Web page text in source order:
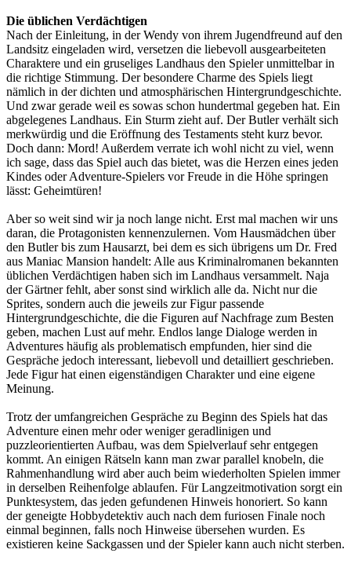
Die üblichen Verdächtigen
Nach der Einleitung, in der Wendy von ihrem Jugendfreund auf den
Landsitz eingeladen wird, versetzen die liebevoll ausgearbeiteten
Charaktere und ein gruseliges Landhaus den Spieler unmittelbar in
die richtige Stimmung. Der besondere Charme des Spiels liegt
nämlich in der dichten und atmosphärischen Hintergrundgeschichte.
Und zwar gerade weil es sowas schon hundertmal gegeben hat. Ein
abgelegenes Landhaus. Ein Sturm zieht auf. Der Butler verhält sich
merkwürdig und die Eröffnung des Testaments steht kurz bevor.
Doch dann: Mord! Außerdem verrate ich wohl nicht zu viel, wenn
ich sage, dass das Spiel auch das bietet, was die Herzen eines jeden
Kindes oder Adventure-Spielers vor Freude in die Höhe springen
lässt: Geheimtüren!
Aber so weit sind wir ja noch lange nicht. Erst mal machen wir uns
daran, die Protagonisten kennenzulernen. Vom Hausmädchen über
den Butler bis zum Hausarzt, bei dem es sich übrigens um Dr. Fred
aus Maniac Mansion handelt: Alle aus Kriminalromanen bekannten
üblichen Verdächtigen haben sich im Landhaus versammelt. Naja
der Gärtner fehlt, aber sonst sind wirklich alle da. Nicht nur die
Sprites, sondern auch die jeweils zur Figur passende
Hintergrundgeschichte, die die Figuren auf Nachfrage zum Besten
geben, machen Lust auf mehr. Endlos lange Dialoge werden in
Adventures häufig als problematisch empfunden, hier sind die
Gespräche jedoch interessant, liebevoll und detailliert geschrieben.
Jede Figur hat einen eigenständigen Charakter und eine eigene
Meinung.
Trotz der umfangreichen Gespräche zu Beginn des Spiels hat das
Adventure einen mehr oder weniger geradlinigen und
puzzleorientierten Aufbau, was dem Spielverlauf sehr entgegen
kommt. An einigen Rätseln kann man zwar parallel knobeln, die
Rahmenhandlung wird aber auch beim wiederholten Spielen immer
in derselben Reihenfolge ablaufen. Für Langzeitmotivation sorgt ein
Punktesystem, das jeden gefundenen Hinweis honoriert. So kann
der geneigte Hobbydetektiv auch nach dem furiosen Finale noch
einmal beginnen, falls noch Hinweise übersehen wurden. Es
existieren keine Sackgassen und der Spieler kann auch nicht sterben.